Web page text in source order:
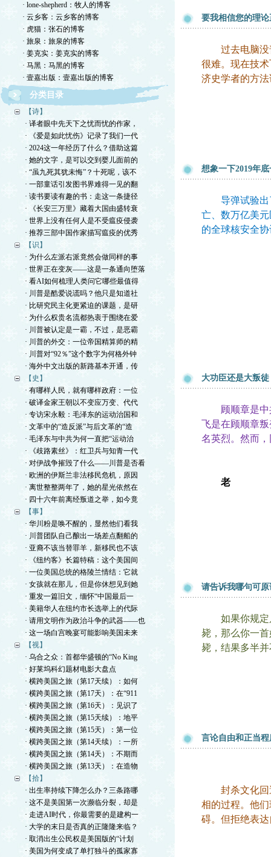
· lone-shepherd：牧人的博客
· 云乡客：云乡客的博客
· 虎猫：张石的博客
· 旅泉：旅泉的博客
· 姜克实：姜克实的博客
· 马黑：马黑的博客
· 壹嘉出版：壹嘉出版的博客
分类目录
【诗】
· 译者眼中先天下之忧而忧的作家，
· 《爱是如此忧伤》记录了我们一代
· 2024这一年经历了什么？借助这篇
· 她的文字，是可以交到婴儿面前的
· “虽九死其犹未悔”？十死呢，该不
· 一部童话引发图书界难得一见的翻
· 读书要读有趣的书：走这一条捷径
· 《长安三万里》藏着大国由盛转衰
· 世界上没有任何人是不受瘟疫侵袭
· 推荐三部中国作家描写瘟疫的优秀
【识】
· 为什么左派右派竟然会做同样的事
· 世界正在变灰——这是一条通向堕落
· 看AI如何梳理人类问它哪些最值得
· 川普是酷爱说谎吗？他只是知道社
· 比研究民主化更紧迫的课题，是研
· 为什么权贵名流都热衷于围绕在爱
· 川普被认定是一霸，不过，是恶霸
· 川普的外交：一位帝国精算师的精
· 川普对“92％”这个数字为何格外钟
· 海外中文出版的新路基本开通，传
【史】
· 有哪样人民，就有哪样政府：一位
· 破译金家王朝以不变应万变、代代
· 专访宋永毅：毛泽东的运动治国和
· 文革中的“造反派”与后文革的“造
· 毛泽东与中共为何一直把“运动治
· 《歧路素丝》：红卫兵与知青一代
· 对伊战争摧毁了什么——川普是否看
· 欧洲的伊斯兰非法移民危机，原因
· 离世整整两年了，她的星光依然在
· 四十六年前离经叛道之举，如今竟
【事】
· 华川粉是唤不醒的，显然他们看我
· 川普团队自己酿出一场差点翻船的
· 亚裔不该当替罪羊，新移民也不该
· 《纽约客》长篇特稿：这个美国间
· 一位美国总统的格陵兰情结：它就
· 女孩就在那儿，但是你休想见到她
· 重发一篇旧文，缅怀“中国最后一
· 美籍华人在纽约市长选举上的代际
· 请用文明作为政治斗争的武器——也
· 这一场白宫晚宴可能影响美国未来
【视】
· 乌合之众：首都华盛顿的“No King
· 好莱坞科幻题材电影大盘点
· 横跨美国之旅（第17天续）：如何
· 横跨美国之旅（第17天）：在“911
· 横跨美国之旅（第16天）：见识了
· 横跨美国之旅（第15天续）：地平
· 横跨美国之旅（第15天）：第一位
· 横跨美国之旅（第14天续）：一所
· 横跨美国之旅（第14天）：不期而
· 横跨美国之旅（第13天）：在造物
【拾】
· 出生率持续下降怎么办？三条路哪
· 这不是美国第一次濒临分裂，却是
· 走进AI时代，你最需要的是建构一
· 大学的末日是否真的正隆隆来临？
· 取消出生公民权是美国版的“计划
· 美国为何变成了单打独斗的孤家寡
要我相信您的理
过去电脑没普
很难。现在技
济史学者的方
想象一下2019年
导弹试验出了
亡、数万亿美
的全球核安全
大功臣还是大叛
顾顺章是中共
飞是在顾顺章叛
名英烈。然而
老
请告诉我哪句可
如果你规定只
毙，那么你一
毙，结果多半
言论自由和正当
封杀文化回
相的过程。他
碍。但拒绝表